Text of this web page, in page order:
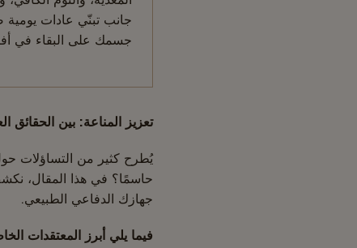
جانب تبنّي عادات
جسمك على البقاء في
Body
تعزيز المناعة: بين الحقائق
يُطرح كثير من التساؤلات
حاسمًا؟ في هذا المقال،
جهازك الدفاعي الطبيعي.
فيما يلي أبرز المعتقدات